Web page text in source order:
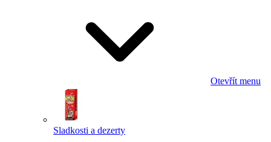
Otevřít menu
Sladkosti a dezerty